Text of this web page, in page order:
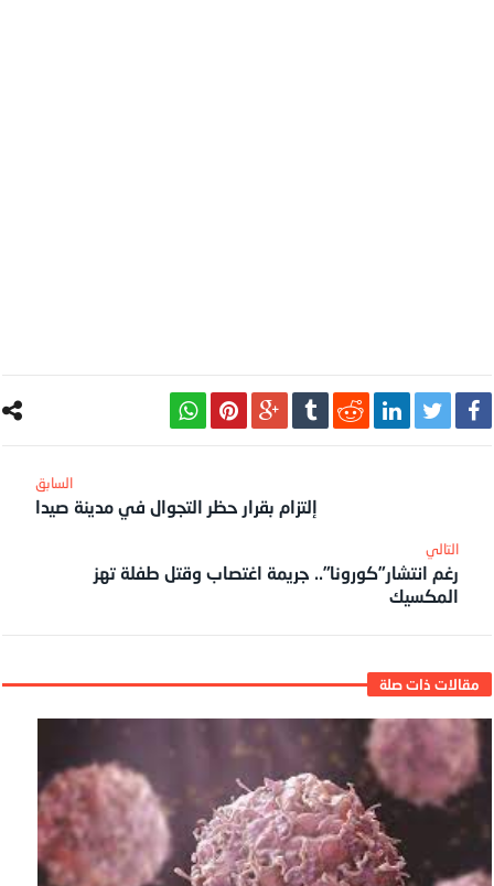
إلتزام بقرار حظر التجوال في مدينة صيدا
‎التالي
رغم انتشار”كورونا”.. جريمة اغتصاب وقتل طفلة تهز
المكسيك